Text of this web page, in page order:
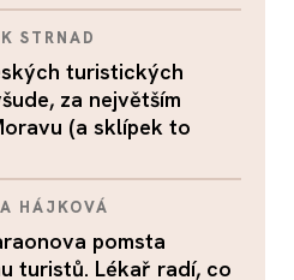
STRNAD
turistických
za největším
(a sklípek to
HÁJKOVÁ
pomsta
turistů. Lékař radí, co